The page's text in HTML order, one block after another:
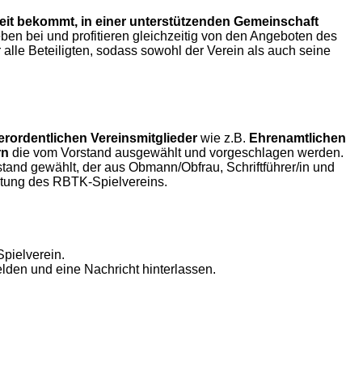
bekommt, in einer unterstützenden Gemeinschaft
bei und profitieren gleichzeitig von den Angeboten des
Beteiligten, sodass sowohl der Verein als auch seine
Vereinsmitglieder wie z.B. Ehrenamtlichen
die vom Vorstand ausgewählt und vorgeschlagen werden.
gewählt, der aus Obmann/Obfrau, Schriftführer/in und
des RBTK-Spielvereins.
und eine Nachricht hinterlassen.​